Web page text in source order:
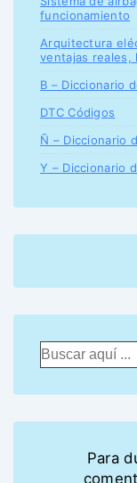
funcionamiento
Arquitectura
ventajas reales,
B – Diccionario
DTC Códigos
Ñ – Diccionario
Y – Diccionario
Para